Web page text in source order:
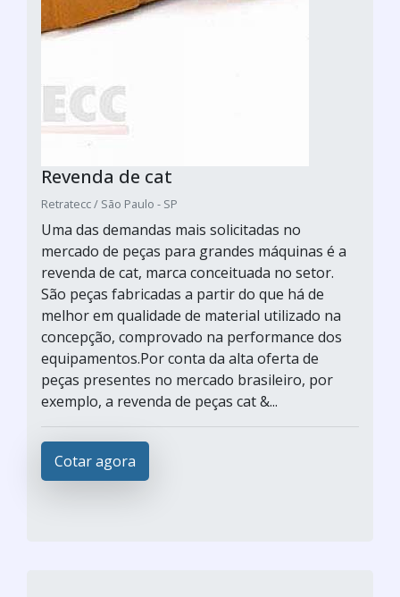
Revenda de cat
Retratecc / São Paulo - SP
Uma das demandas mais solicitadas no
mercado de peças para grandes máquinas é a
revenda de cat, marca conceituada no setor.
São peças fabricadas a partir do que há de
melhor em qualidade de material utilizado na
concepção, comprovado na performance dos
equipamentos.Por conta da alta oferta de
peças presentes no mercado brasileiro, por
exemplo, a revenda de peças cat &...
Cotar agora